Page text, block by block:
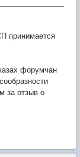
принимается
форумчан
за отзыв о